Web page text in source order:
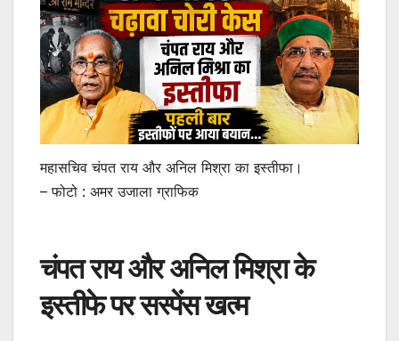
महासचिव चंपत राय और अनिल मिश्रा का इस्तीफा।
– फोटो : अमर उजाला ग्राफिक
चंपत राय और अनिल मिश्रा के
इस्तीफे पर सस्पेंस खत्म